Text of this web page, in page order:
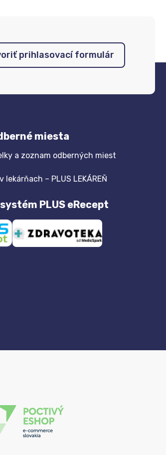
prihlasovací formulár
miesta
a zoznam odberných miest
– PLUS LEKÁREŇ
PLUS eRecept